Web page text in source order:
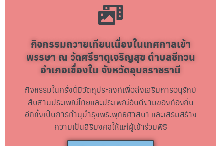
กิจกรรมถวายเทียนเนื่องในเทศกาลเข้า
พรรษา ณ วัดศรีธาตุเจริญสุข ตำบลชีทวน
อำเภอเขื่องใน จังหวัดอุบลราชธานี
กิจกรรมในครั้งนี้มีวัตถุประสงค์เพื่อส่งเสริมการอนุรักษ์
สืบสานประเพณีไทยและประเพณีอันดีงามของท้องถิ่น
อีกทั้งเป็นการทำนุบำรุงพระพุทธศาสนา และเสริมสร้าง
ความเป็นสิริมงคลให้แก่ผู้เข้าร่วมพิธี